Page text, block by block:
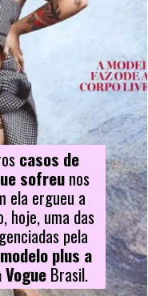
casos de
sofreu nos
ela ergueu a
cabeça e perseverou sendo, hoje, uma das
pela
plus a
Brasil.